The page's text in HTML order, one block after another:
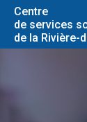
Centre
de services
de la Rivière-